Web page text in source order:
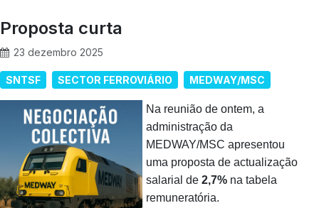
Proposta curta
23 dezembro 2025
SNTSF SECTOR FERROVIÁRIO MEDWAY/MSC
Na reunião de ontem, a
administração da
MEDWAY/MSC apresentou
uma proposta de actualização
salarial de 2,7% na tabela
remuneratória.